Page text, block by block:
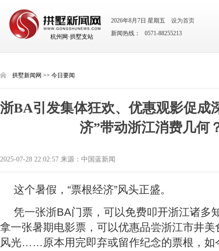
杭州网·拱墅支站
2026年8月7日 星期五
设为首页
新闻热线： 0571-88255213
拱墅新闻网 >> 今日要闻
浙BA引发集体狂欢、优惠观影促成
济”带动浙江消费几何
2025-07-28 22:02:57 来源：中国蓝新闻
这个暑假，“票根经济”风头正盛。
凭一张浙BA门票，可以免费叩开浙江诸多
拿一张暑期电影票，可以优惠品尝浙江市井
风光……原本用完即弃或留作纪念的票根，如